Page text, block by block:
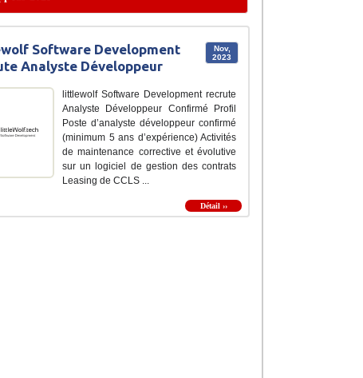
Nov,
2023
Software Development
Analyste Développeur
littlewolf Software Development recrute
Analyste Développeur Confirmé Profil
Poste d’analyste développeur confirmé
(minimum 5 ans d’expérience) Activités
de maintenance corrective et évolutive
sur un logiciel de gestion des contrats
Leasing de CCLS ...
Détail ››